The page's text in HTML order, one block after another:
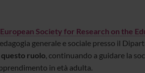
European Society for Research on the
generale e sociale presso il
ruolo, continuando a guidare la
in età adulta.